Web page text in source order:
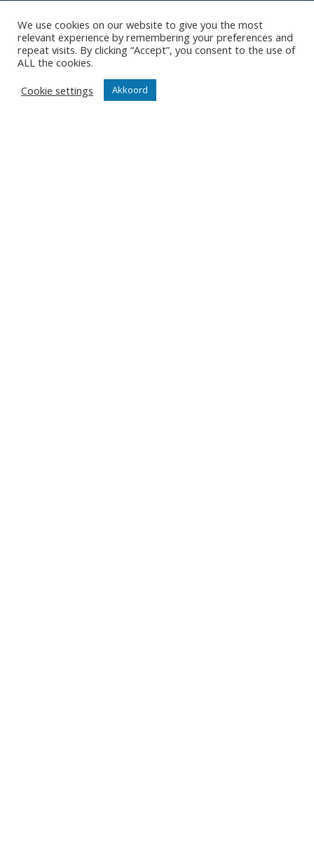
Club
Nieuws
Team
Partner worden
We use cookies on our website to give you the most
relevant experience by remembering your preferences and
repeat visits. By clicking “Accept”, you consent to the use of
ALL the cookies.
Cookie settings
Akkoord